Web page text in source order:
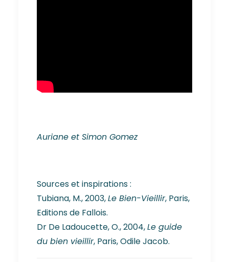
Auriane et Simon Gomez
Sources et inspirations :
Tubiana, M., 2003,Le Bien-Vieillir, Paris,
Editions de Fallois.
Dr De Ladoucette, O., 2004,Le guide
du bien vieillir, Paris, Odile Jacob.